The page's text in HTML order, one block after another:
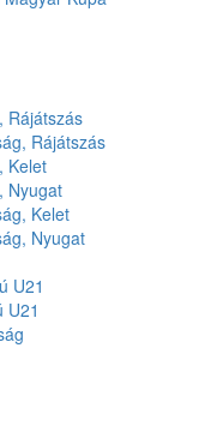
Rájátszás
Rájátszás
Kelet
Nyugat
Kelet
Nyugat
U21
U21